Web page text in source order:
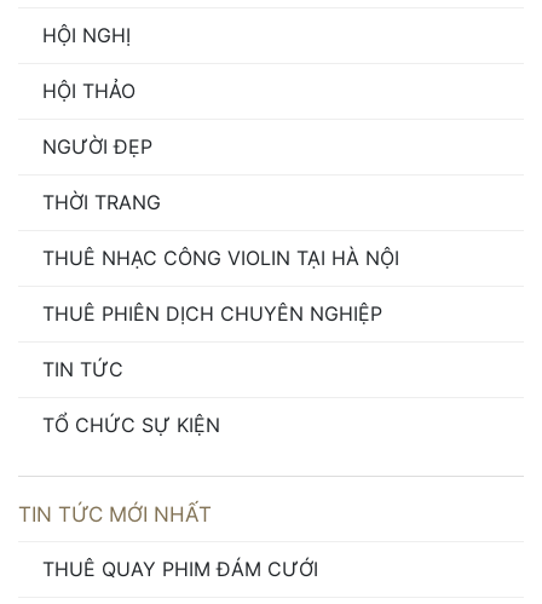
HỘI NGHỊ
HỘI THẢO
NGƯỜI ĐẸP
THỜI TRANG
THUÊ NHẠC CÔNG VIOLIN TẠI HÀ NỘI
THUÊ PHIÊN DỊCH CHUYÊN NGHIỆP
TIN TỨC
TỔ CHỨC SỰ KIỆN
TIN TỨC MỚI NHẤT
THUÊ QUAY PHIM ĐÁM CƯỚI